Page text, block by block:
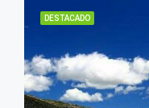
DESTACADO